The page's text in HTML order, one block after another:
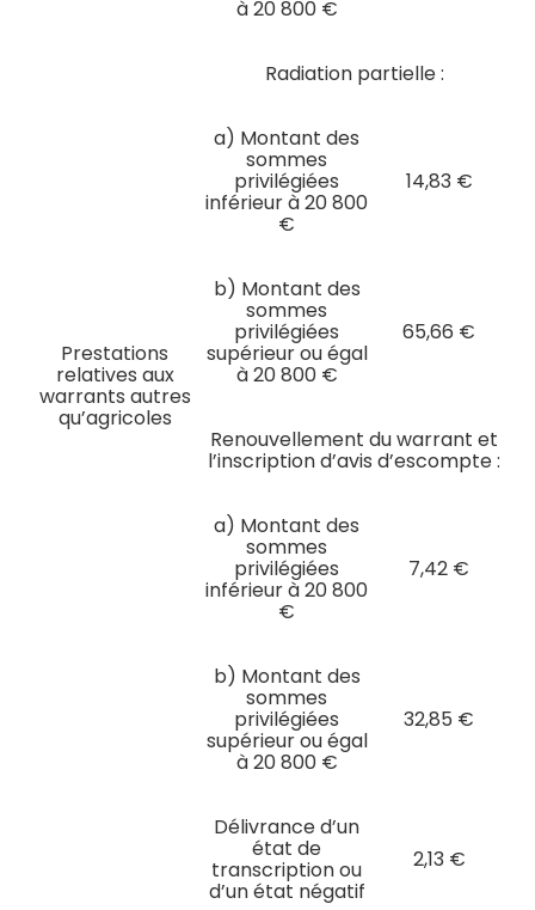
Prestations
relatives aux
warrants autres
qu’agricoles
à 20 800 €
Radiation partielle :
a) Montant des
sommes
privilégiées
inférieur à 20 800
€
14,83 €
b) Montant des
sommes
privilégiées
supérieur ou égal
à 20 800 €
65,66 €
Renouvellement du warrant et
l’inscription d’avis d’escompte :
a) Montant des
sommes
privilégiées
inférieur à 20 800
€
7,42 €
b) Montant des
sommes
privilégiées
supérieur ou égal
à 20 800 €
32,85 €
Délivrance d’un
état de
transcription ou
d’un état négatif
2,13 €